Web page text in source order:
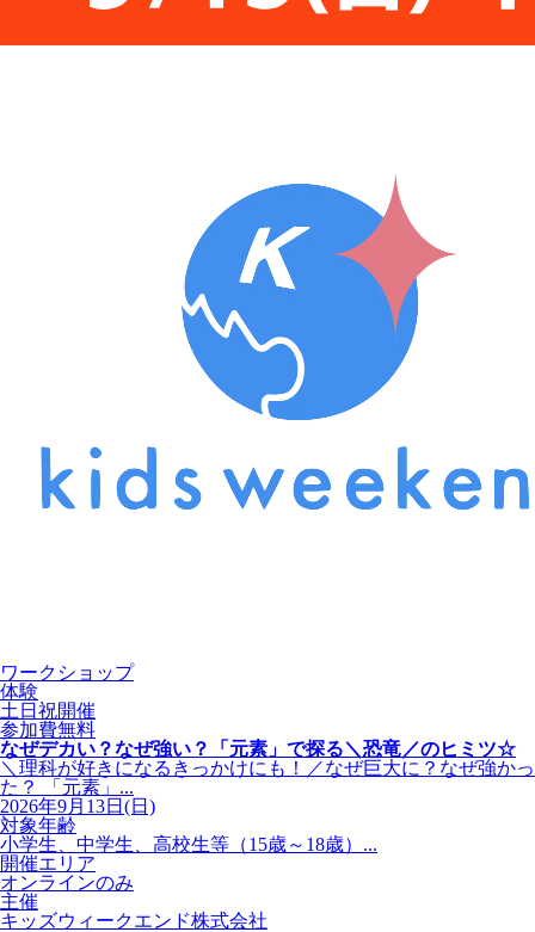
ワークショップ
体験
土日祝開催
参加費無料
なぜデカい？なぜ強い？「元素」で探る＼恐竜／のヒミツ☆
＼理科が好きになるきっかけにも！／なぜ巨大に？なぜ強かっ
た？ 「元素」...
2026年9月13日(日)
対象年齢
小学生、中学生、高校生等（15歳～18歳）...
開催エリア
オンラインのみ
主催
キッズウィークエンド株式会社